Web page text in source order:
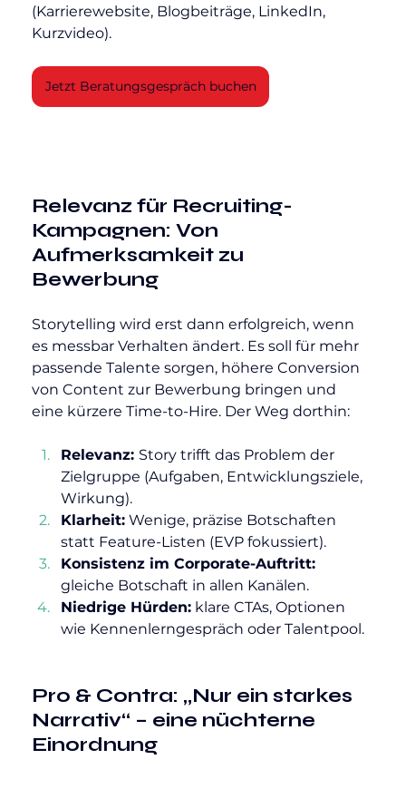
(Karrierewebsite, Blogbeiträge, LinkedIn,
Kurzvideo).
Jetzt Beratungsgespräch buchen
Relevanz für Recruiting-
Kampagnen: Von
Aufmerksamkeit zu
Bewerbung
Storytelling wird erst dann erfolgreich, wenn
es messbar Verhalten ändert. Es soll für mehr
passende Talente sorgen, höhere Conversion
von Content zur Bewerbung bringen und
eine kürzere Time-to-Hire. Der Weg dorthin:
Relevanz: Story trifft das Problem der
Zielgruppe (Aufgaben, Entwicklungsziele,
Wirkung).
Klarheit: Wenige, präzise Botschaften
statt Feature-Listen (EVP fokussiert).
Konsistenz im Corporate-Auftritt:
gleiche Botschaft in allen Kanälen.
Niedrige Hürden: klare CTAs, Optionen
wie Kennenlerngespräch oder Talentpool.
Pro & Contra: „Nur ein starkes
Narrativ“ – eine nüchterne
Einordnung